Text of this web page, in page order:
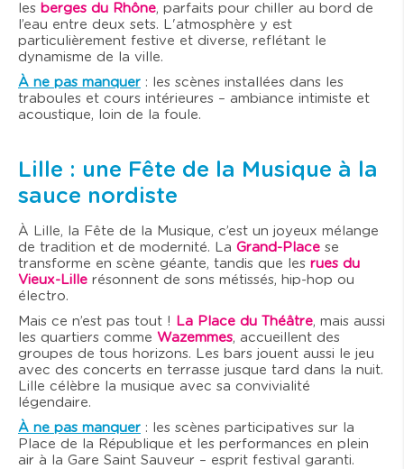
les berges du Rhône, parfaits pour chiller au bord de
l’eau entre deux sets. L'atmosphère y est
particulièrement festive et diverse, reflétant le
dynamisme de la ville.
À ne pas manquer : les scènes installées dans les
traboules et cours intérieures – ambiance intimiste et
acoustique, loin de la foule.
Lille : une Fête de la Musique à la
sauce nordiste
À Lille, la Fête de la Musique, c’est un joyeux mélange
de tradition et de modernité. La Grand-Place se
transforme en scène géante, tandis que les rues du
Vieux-Lille résonnent de sons métissés, hip-hop ou
électro.
Mais ce n’est pas tout !
La Place du Théâtre, mais aussi
les quartiers comme Wazemmes, accueillent des
groupes de tous horizons. Les bars jouent aussi le jeu
avec des concerts en terrasse jusque tard dans la nuit.
Lille célèbre la musique avec sa convivialité
légendaire.
À ne pas manquer : les scènes participatives sur la
Place de la République et les performances en plein
air à la Gare Saint Sauveur – esprit festival garanti.